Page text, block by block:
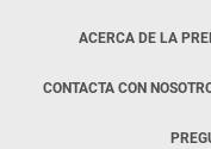
ACERCA DE LA
CONTACTA CON